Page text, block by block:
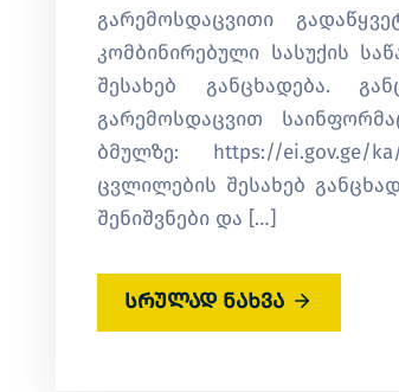
გარემოსდაცვითი
კომბინირებული სასუქის
შესახებ განცხადება.
გარემოსდაცვით
ბმულზე: https://ei.gov.ge/ka/
ცვლილების შესახებ
შენიშვნები და […]
სრულად ნახვა